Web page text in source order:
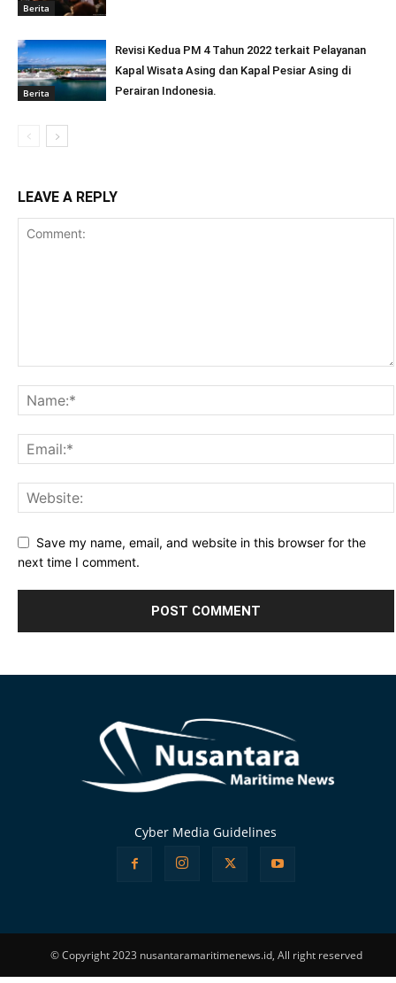
Berita
Berita
Revisi Kedua PM 4 Tahun 2022 terkait Pelayanan
Kapal Wisata Asing dan Kapal Pesiar Asing di
Perairan Indonesia.
LEAVE A REPLY
Save my name, email, and website in this browser for the
next time I comment.
Cyber Media Guidelines
© Copyright 2023 nusantaramaritimenews.id, All right reserved